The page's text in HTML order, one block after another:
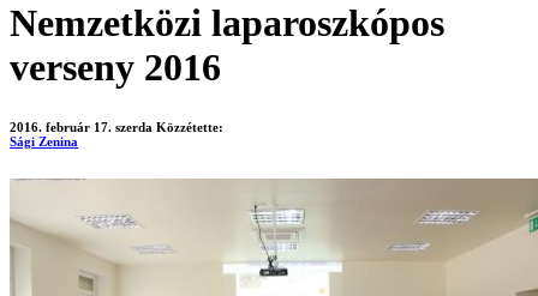
Nemzetközi laparoszkópos
verseny 2016
2016. február 17. szerda Közzétette:
Sági Zenina